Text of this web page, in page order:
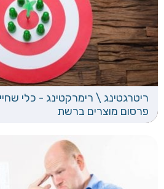
ריטרגטינג \ רימרקטינג - כלי
פרסום מוצרים ברשת